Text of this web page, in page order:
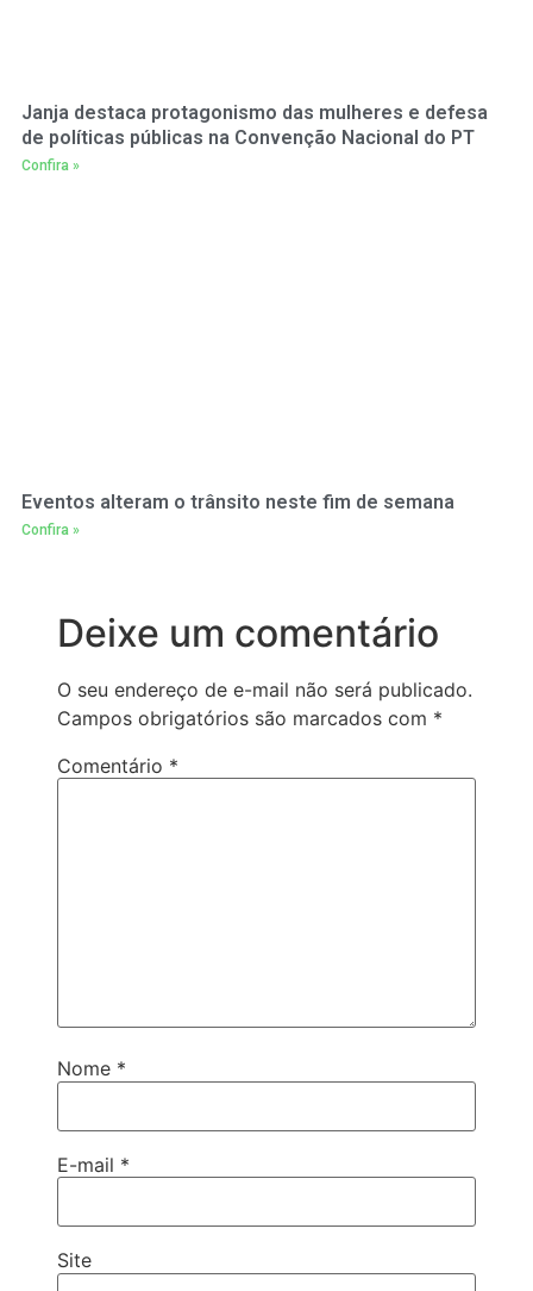
Janja destaca protagonismo das mulheres e defesa
de políticas públicas na Convenção Nacional do PT
Confira »
Eventos alteram o trânsito neste fim de semana
Confira »
Deixe um comentário
O seu endereço de e-mail não será publicado.
Campos obrigatórios são marcados com *
Comentário *
Nome *
E-mail *
Site